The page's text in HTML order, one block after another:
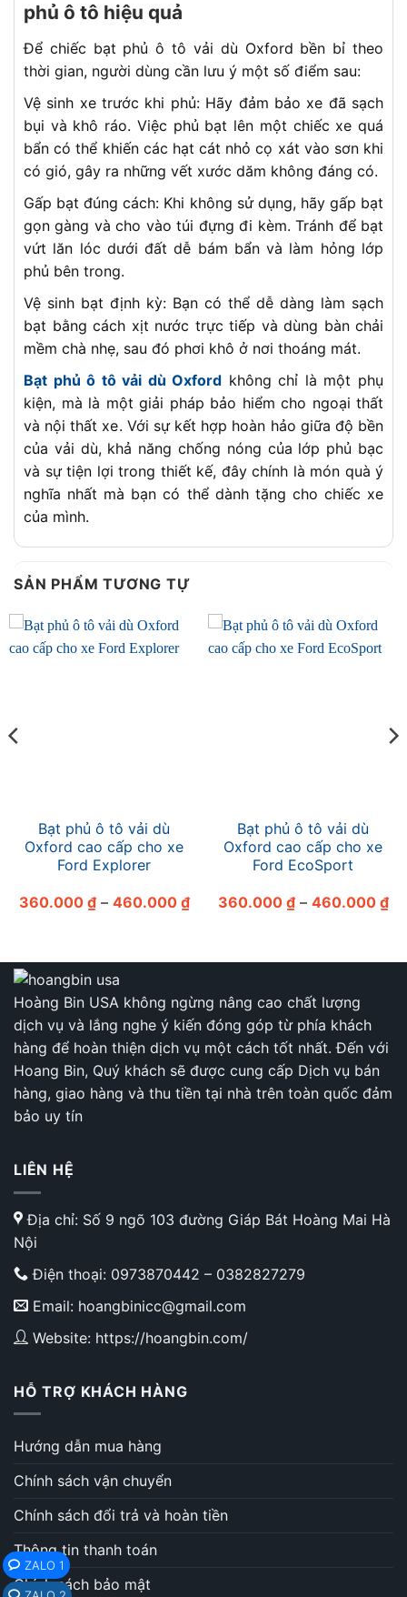
phủ ô tô hiệu quả
Để chiếc bạt phủ ô tô vải dù Oxford bền bỉ theo
thời gian, người dùng cần lưu ý một số điểm sau:
Vệ sinh xe trước khi phủ: Hãy đảm bảo xe đã sạch
bụi và khô ráo. Việc phủ bạt lên một chiếc xe quá
bẩn có thể khiến các hạt cát nhỏ cọ xát vào sơn khi
có gió, gây ra những vết xước dăm không đáng có.
Gấp bạt đúng cách: Khi không sử dụng, hãy gấp bạt
gọn gàng và cho vào túi đựng đi kèm. Tránh để bạt
vứt lăn lóc dưới đất dễ bám bẩn và làm hỏng lớp
phủ bên trong.
Vệ sinh bạt định kỳ: Bạn có thể dễ dàng làm sạch
bạt bằng cách xịt nước trực tiếp và dùng bàn chải
mềm chà nhẹ, sau đó phơi khô ở nơi thoáng mát.
Bạt phủ ô tô vải dù Oxford không chỉ là một phụ
kiện, mà là một giải pháp bảo hiểm cho ngoại thất
và nội thất xe. Với sự kết hợp hoàn hảo giữa độ bền
của vải dù, khả năng chống nóng của lớp phủ bạc
và sự tiện lợi trong thiết kế, đây chính là món quà ý
nghĩa nhất mà bạn có thể dành tặng cho chiếc xe
của mình.
SẢN PHẨM TƯƠNG TỰ
Bạt phủ ô tô vải dù
Oxford cao cấp cho xe
Ford Explorer
360.000 ₫ – 460.000 ₫Khoảng
giá:
đến
Bạt phủ ô tô vải dù
Oxford cao cấp cho xe
Ford EcoSport
360.000 ₫ – 460.000 ₫
Hoàng Bin USA không ngừng nâng cao chất lượng
dịch vụ và lắng nghe ý kiến đóng góp từ phía khách
hàng để hoàn thiện dịch vụ một cách tốt nhất. Đến với
Hoang Bin, Quý khách sẽ được cung cấp Dịch vụ bán
hàng, giao hàng và thu tiền tại nhà trên toàn quốc đảm
bảo uy tín
LIÊN HỆ
Địa chỉ: Số 9 ngõ 103 đường Giáp Bát Hoàng Mai Hà
Nội
Điện thoại: 0973870442 – 0382827279
Email: hoangbinicc@gmail.com
Website: https://hoangbin.com/
HỖ TRỢ KHÁCH HÀNG
Hướng dẫn mua hàng
Chính sách vận chuyển
Chính sách đổi trả và hoàn tiền
Thông tin thanh toán
Chính sách bảo mật
ZALO 1